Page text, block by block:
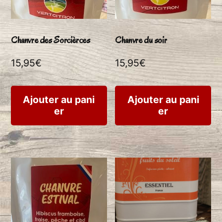
sur
page
du
produit
du
Chanvre des Sorcièrces
15,95€
Ajouter au pani
er
Chanvre du soir
15,95€
Ajouter au pani
er